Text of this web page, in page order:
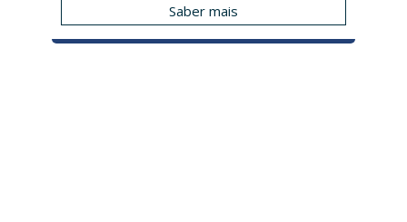
Saber mais